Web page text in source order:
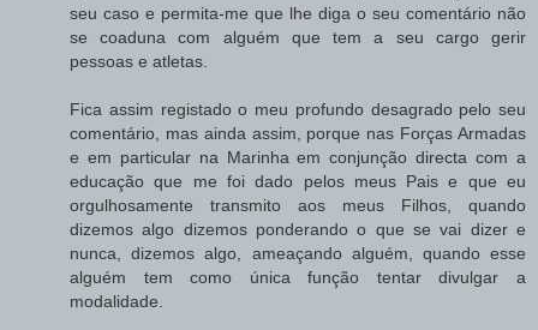
seu caso e permita-me que lhe diga o seu comentário não
se coaduna com alguém que tem a seu cargo gerir
pessoas e atletas.
Fica assim registado o meu profundo desagrado pelo seu
comentário, mas ainda assim, porque nas Forças Armadas
e em particular na Marinha em conjunção directa com a
educação que me foi dado pelos meus Pais e que eu
orgulhosamente transmito aos meus Filhos, quando
dizemos algo dizemos ponderando o que se vai dizer e
nunca, dizemos algo, ameaçando alguém, quando esse
alguém tem como única função tentar divulgar a
modalidade.